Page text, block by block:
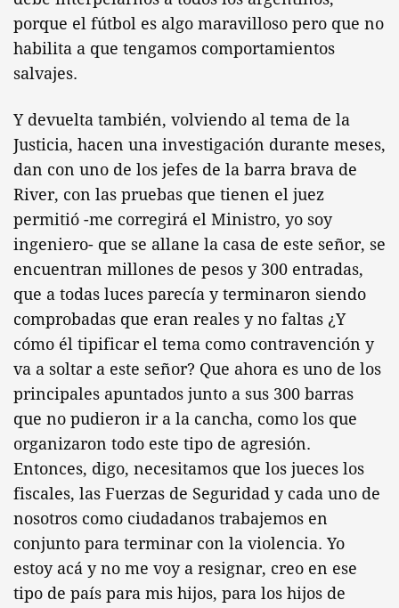
porque el fútbol es algo maravilloso pero que no
habilita a que tengamos comportamientos
salvajes.
Y devuelta también, volviendo al tema de la
Justicia, hacen una investigación durante meses,
dan con uno de los jefes de la barra brava de
River, con las pruebas que tienen el juez
permitió -me corregirá el Ministro, yo soy
ingeniero- que se allane la casa de este señor, se
encuentran millones de pesos y 300 entradas,
que a todas luces parecía y terminaron siendo
comprobadas que eran reales y no faltas ¿Y
cómo él tipificar el tema como contravención y
va a soltar a este señor? Que ahora es uno de los
principales apuntados junto a sus 300 barras
que no pudieron ir a la cancha, como los que
organizaron todo este tipo de agresión.
Entonces, digo, necesitamos que los jueces los
fiscales, las Fuerzas de Seguridad y cada uno de
nosotros como ciudadanos trabajemos en
conjunto para terminar con la violencia. Yo
estoy acá y no me voy a resignar, creo en ese
tipo de país para mis hijos, para los hijos de